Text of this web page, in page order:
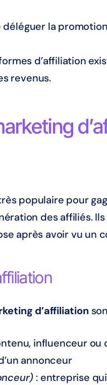
la
d’affiliation
revenus.
populaire pour
des affiliés.
après avoir vu un
d’affiliation
influenceur
annonceur
: entreprise